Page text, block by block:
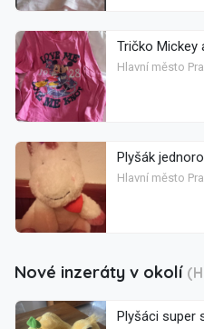
Tričko Mickey
Hlavní město
Plyšák
Hlavní město
Nové inzeráty v okolí
Plyšáci super